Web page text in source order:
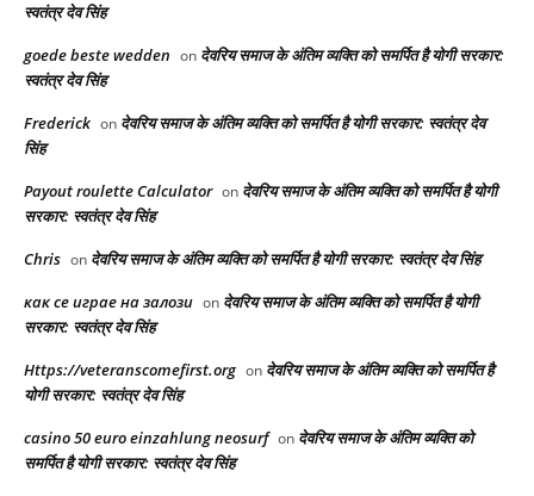
स्वतंत्र देव सिंह
goede beste wedden on देवरिय समाज के अंतिम व्यक्ति को समर्पित है योगी सरकार:
स्वतंत्र देव सिंह
Frederick on देवरिय समाज के अंतिम व्यक्ति को समर्पित है योगी सरकार: स्वतंत्र देव
सिंह
Payout roulette Calculator on देवरिय समाज के अंतिम व्यक्ति को समर्पित है योगी
सरकार: स्वतंत्र देव सिंह
Chris on देवरिय समाज के अंतिम व्यक्ति को समर्पित है योगी सरकार: स्वतंत्र देव सिंह
как се играе на залози on देवरिय समाज के अंतिम व्यक्ति को समर्पित है योगी
सरकार: स्वतंत्र देव सिंह
Https://veteranscomefirst.org on देवरिय समाज के अंतिम व्यक्ति को समर्पित है
योगी सरकार: स्वतंत्र देव सिंह
casino 50 euro einzahlung neosurf on देवरिय समाज के अंतिम व्यक्ति को
समर्पित है योगी सरकार: स्वतंत्र देव सिंह